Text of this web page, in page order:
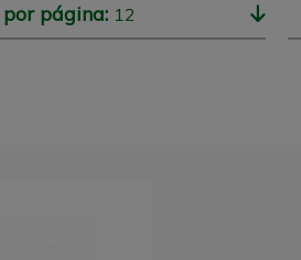
por página: 12